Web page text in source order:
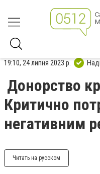
19:10, 24 липня 2023 р.
Донорство
Критично
негативним
Читать на русском